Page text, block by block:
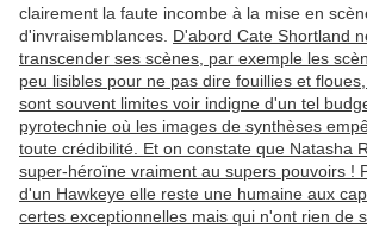
clairement la faute incombe à la mise en
d'invraisemblances. D'abord Cate Shortland
transcender ses scènes, par exemple les
peu lisibles pour ne pas dire fouillies et
sont souvent limites voir indigne d'un tel
pyrotechnie où les images de synthèses
toute crédibilité. Et on constate que Natasha
super-héroïne vraiment au supers pouvoirs !
d'un Hawkeye elle reste une humaine aux
certes exceptionnelles mais qui n'ont rien de